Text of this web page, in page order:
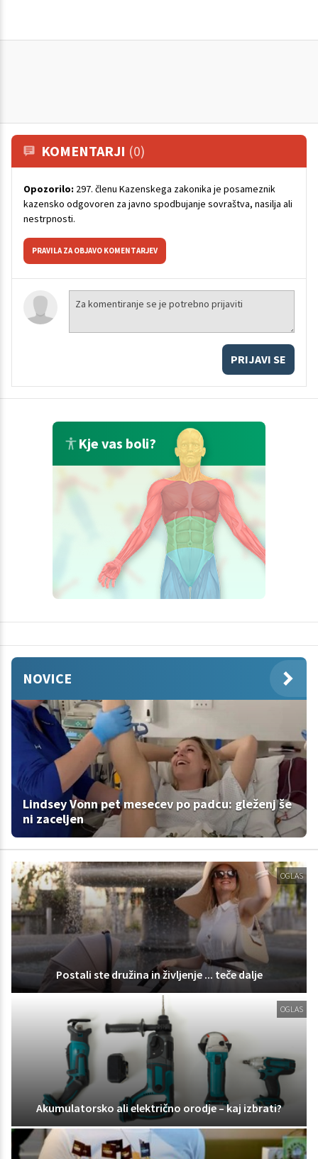
KOMENTARJI (0)
Opozorilo: 297. členu Kazenskega zakonika je posameznik
kazensko odgovoren za javno spodbujanje sovraštva, nasilja ali
nestrpnosti.
PRAVILA ZA OBJAVO KOMENTARJEV
PRIJAVI SE
Kje vas boli?
NOVICE
Lindsey Vonn pet mesecev po padcu: gleženj še
ni zaceljen
OGLAS
Postali ste družina in življenje ... teče dalje
OGLAS
Akumulatorsko ali električno orodje – kaj izbrati?